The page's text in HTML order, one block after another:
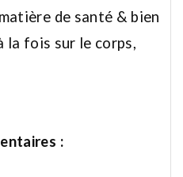
de santé & bien
la fois sur le corps,
: